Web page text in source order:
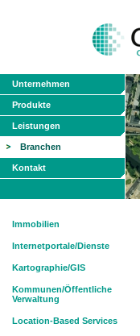
Unternehmen
Produkte
Leistungen
Branchen
Kontakt
Immobilien
Internetportale/Dienste
Kartographie/GIS
Kommunen/Öffentliche
Verwaltung
Location-Based Services